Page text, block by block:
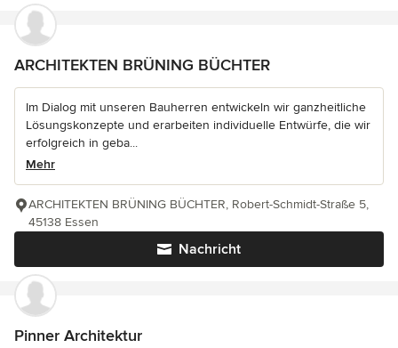
ARCHITEKTEN BRÜNING BÜCHTER
Im Dialog mit unseren Bauherren entwickeln wir ganzheitliche
Lösungskonzepte und erarbeiten individuelle Entwürfe, die wir
erfolgreich in geba...
Mehr
Nachricht
ARCHITEKTEN BRÜNING BÜCHTER, Robert-Schmidt-Straße 5,
45138 Essen
Pinner Architektur